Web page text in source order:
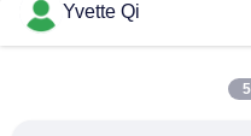
Yvette Qi